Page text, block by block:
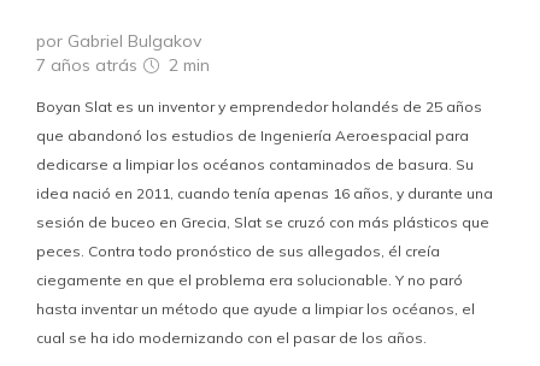
por Gabriel Bulgakov
7 años atrás
2 min
Boyan Slat es un inventor y emprendedor holandés de 25 años
que abandonó los estudios de Ingeniería Aeroespacial para
dedicarse a limpiar los océanos contaminados de basura. Su
idea nació en 2011, cuando tenía apenas 16 años, y durante una
sesión de buceo en Grecia, Slat se cruzó con más plásticos que
peces. Contra todo pronóstico de sus allegados, él creía
ciegamente en que el problema era solucionable. Y no paró
hasta inventar un método que ayude a limpiar los océanos, el
cual se ha ido modernizando con el pasar de los años.